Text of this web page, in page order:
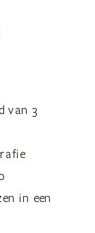
van 3
in een